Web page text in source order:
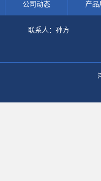
公司动态 产品
联系人：孙方